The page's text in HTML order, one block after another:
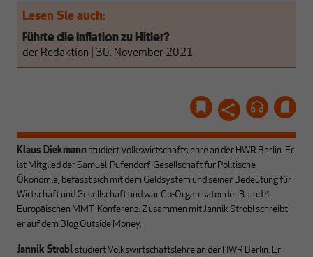
Lesen Sie auch:
Führte die Inflation zu Hitler?
der Redaktion 30. November 2021
Klaus Diekmann studiert Volkswirtschaftslehre an der HWR Berlin. Er
ist Mitglied der Samuel-Pufendorf-Gesellschaft für Politische
Ökonomie, befasst sich mit dem Geldsystem und seiner Bedeutung für
Wirtschaft und Gesellschaft und war Co-Organisator der 3. und 4.
Europäischen MMT-Konferenz. Zusammen mit Jannik Strobl schreibt
er auf dem Blog Outside Money.
Jannik Strobl studiert Volkswirtschaftslehre an der HWR Berlin. Er